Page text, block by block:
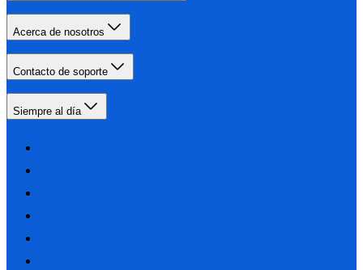
Acerca de nosotros
Contacto de soporte
Siempre al día